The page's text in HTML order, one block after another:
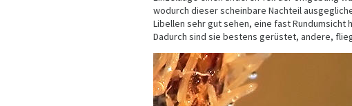
wodurch dieser scheinbare Nachteil
Libellen sehr gut sehen, eine fast Rundumsicht
Dadurch sind sie bestens gerüstet, andere,